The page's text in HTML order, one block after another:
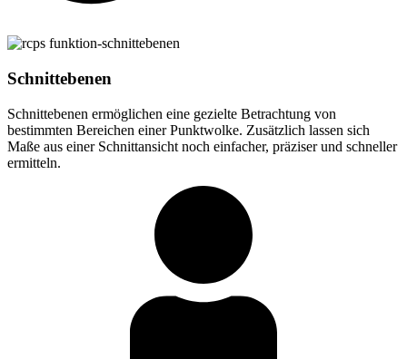
Schnittebenen
Schnittebenen ermöglichen eine gezielte Betrachtung von
bestimmten Bereichen einer Punktwolke. Zusätzlich lassen sich
Maße aus einer Schnittansicht noch einfacher, präziser und schneller
ermitteln.